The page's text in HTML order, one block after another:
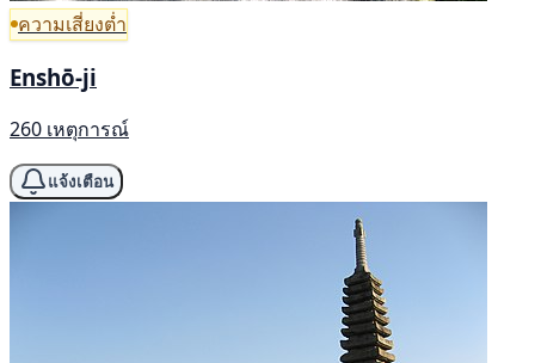
ความเสี่ยงต่ำ
Enshō-ji
260 เหตุการณ์
แจ้งเตือน